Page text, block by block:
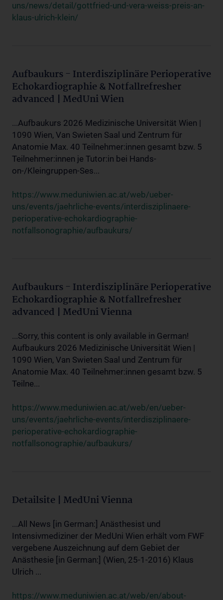
uns/news/detail/gottfried-und-vera-weiss-preis-an-
klaus-ulrich-klein/
Aufbaukurs - Interdisziplinäre Perioperative
Echokardiographie & Notfallrefresher
advanced | MedUni Wien
...Aufbaukurs 2026 Medizinische Universität Wien |
1090 Wien, Van Swieten Saal und Zentrum für
Anatomie Max. 40 Teilnehmer:innen gesamt bzw. 5
Teilnehmer:innen je Tutor:in bei Hands-
on-/Kleingruppen-Ses...
https://www.meduniwien.ac.at/web/ueber-
uns/events/jaehrliche-events/interdisziplinaere-
perioperative-echokardiographie-
notfallsonographie/aufbaukurs/
Aufbaukurs - Interdisziplinäre Perioperative
Echokardiographie & Notfallrefresher
advanced | MedUni Vienna
...Sorry, this content is only available in German!
Aufbaukurs 2026 Medizinische Universität Wien |
1090 Wien, Van Swieten Saal und Zentrum für
Anatomie Max. 40 Teilnehmer:innen gesamt bzw. 5
Teilne...
https://www.meduniwien.ac.at/web/en/ueber-
uns/events/jaehrliche-events/interdisziplinaere-
perioperative-echokardiographie-
notfallsonographie/aufbaukurs/
Detailsite | MedUni Vienna
...All News [in German:] Anästhesist und
Intensivmediziner der MedUni Wien erhält vom FWF
vergebene Auszeichnung auf dem Gebiet der
Anästhesie [in German:] (Wien, 25-1-2016) Klaus
Ulrich ...
https://www.meduniwien.ac.at/web/en/about-